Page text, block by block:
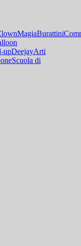
MagiaBurattini
upDeejayArti
Scuola di